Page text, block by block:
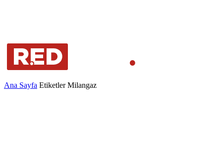
Ana Sayfa Etiketler Milangaz